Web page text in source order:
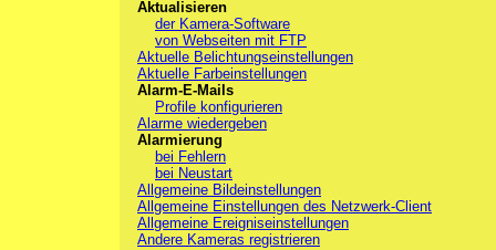
Aktualisieren
der Kamera-Software
von Webseiten mit FTP
Aktuelle Belichtungseinstellungen
Aktuelle Farbeinstellungen
Alarm-E-Mails
Profile konfigurieren
Alarme wiedergeben
Alarmierung
bei Fehlern
bei Neustart
Allgemeine Bildeinstellungen
Allgemeine Einstellungen des Netzwerk-Client
Allgemeine Ereigniseinstellungen
Andere Kameras registrieren